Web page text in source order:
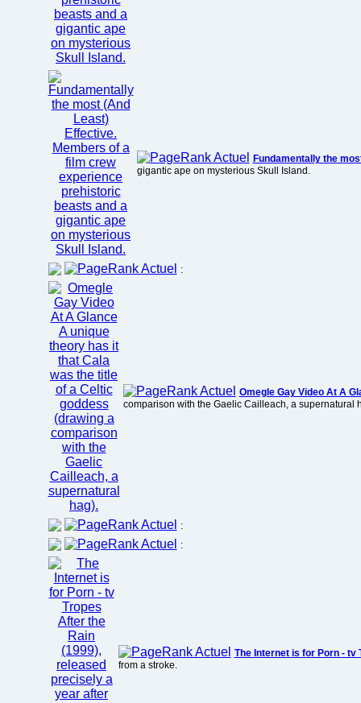
Fundamentally the
gigantic ape on mysterious Skull Island.
:
Omegle Gay Video At A
comparison with the Gaelic Cailleach, a supernatural
:
:
The Internet is for Porn - tv
from a stroke.